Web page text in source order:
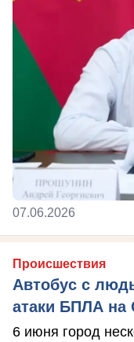
07.06.2026
Происшествия
Автобус с
атаки БПЛА на
6 июня город